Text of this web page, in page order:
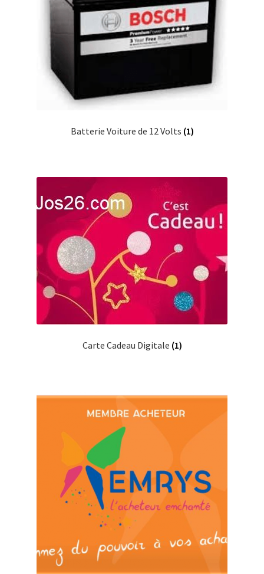
Batterie Voiture de 12 Volts (1)
Carte Cadeau Digitale (1)